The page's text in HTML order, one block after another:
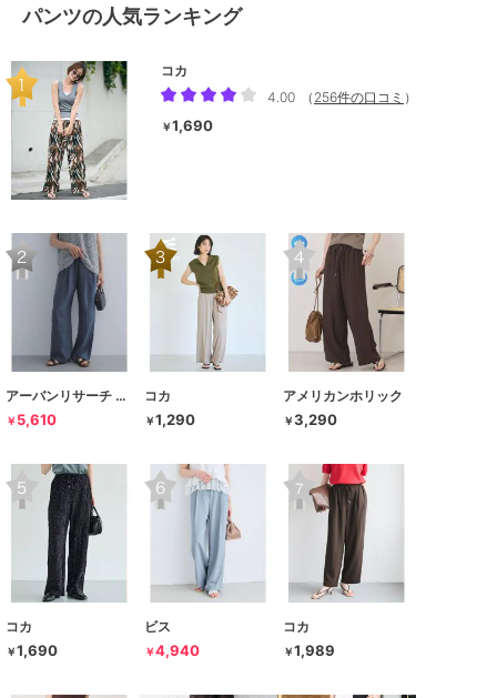
パンツの人気ランキング
コカ
4.00
（ 256件の口コミ ）
￥1,690
アーバンリサーチ ドアーズ
￥ 5,610
コカ
￥1,290
アメリカンホリック
￥3,290
コカ
￥1,690
ビス
￥4,940
コカ
￥1,989